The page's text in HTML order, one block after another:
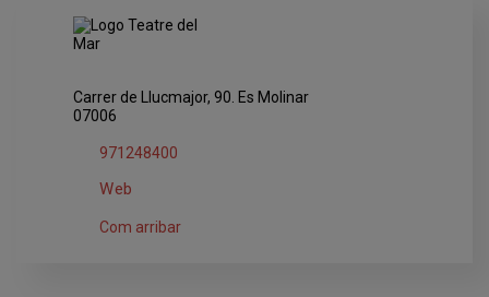
Carrer de Llucmajor, 90. Es Molinar
07006
971248400
Web
Com arribar